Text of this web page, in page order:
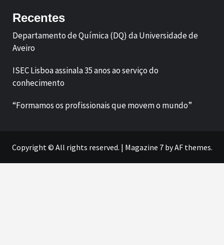
Recentes
Departamento de Química (DQ) da Universidade de
Aveiro
ISEC Lisboa assinala 35 anos ao serviço do
conhecimento
“Formamos os profissionais que movem o mundo”
Copyright © All rights reserved. | Magazine 7by AF themes.